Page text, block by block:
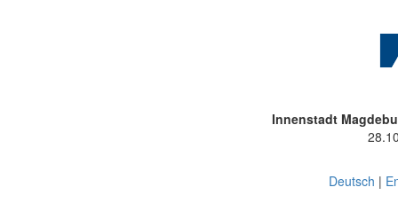
Innenstadt
Deutsch |